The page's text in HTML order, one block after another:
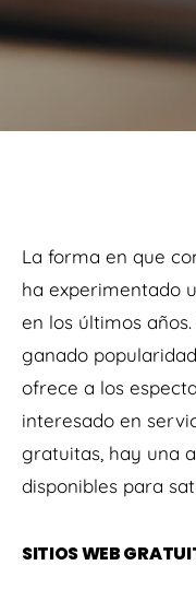
La forma en que
ha experimentado
en los últimos
ganado
ofrece a los
interesado en
gratuitas, hay una
disponibles para
SITIOS WEB